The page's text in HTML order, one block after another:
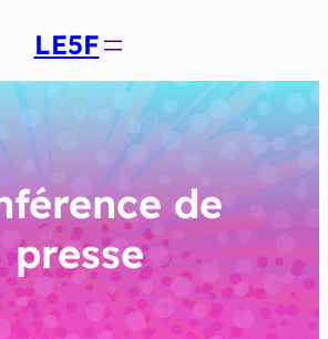
LE5F
de
presse